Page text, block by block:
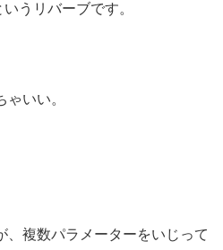
うリバーブです。
いい。
、複数パラメーターをいじって